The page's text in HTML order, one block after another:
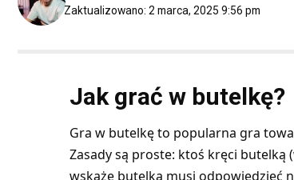
Zaktualizowano: 2 marca, 2025 9:56 pm
Jak grać w butelkę?
Gra w butelkę to popularna gra
Zasady są proste: ktoś kręci butelką
wskaże butelka musi odpowiedzieć